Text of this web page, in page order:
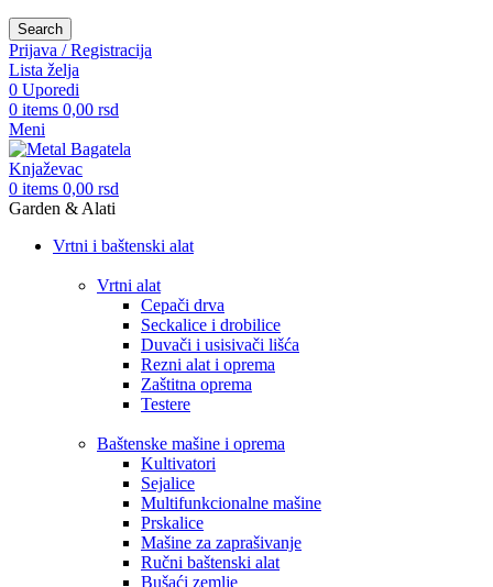
Search
Prijava / Registracija
Lista želja
0 Uporedi
0 items 0,00 rsd
Meni
0 items 0,00 rsd
Garden & Alati
Vrtni i baštenski alat
Vrtni alat
Cepači drva
Seckalice i drobilice
Duvači i usisivači lišća
Rezni alat i oprema
Zaštitna oprema
Testere
Baštenske mašine i oprema
Kultivatori
Sejalice
Multifunkcionalne mašine
Prskalice
Mašine za zaprašivanje
Ručni baštenski alat
Bušaći zemlje